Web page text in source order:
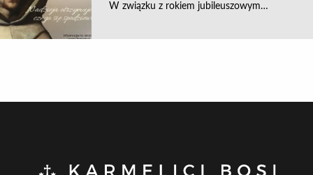
W związku z rokiem jubileuszowym…